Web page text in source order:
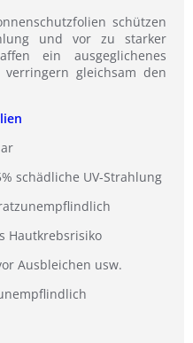
schützen
und vor zu starker
ein ausgeglichenes
gleichsam den
schädliche UV-Strahlung
Hautkrebsrisiko
Ausbleichen usw.